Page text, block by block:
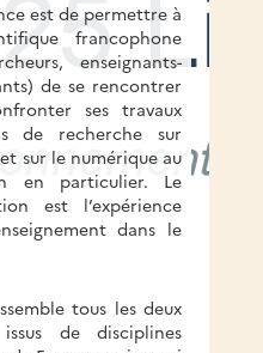
est de permettre à
francophone
enseignants-
de se rencontrer
ses travaux
de recherche sur
sur le numérique au
en particulier. Le
est l’expérience
dans le
tous les deux
de disciplines